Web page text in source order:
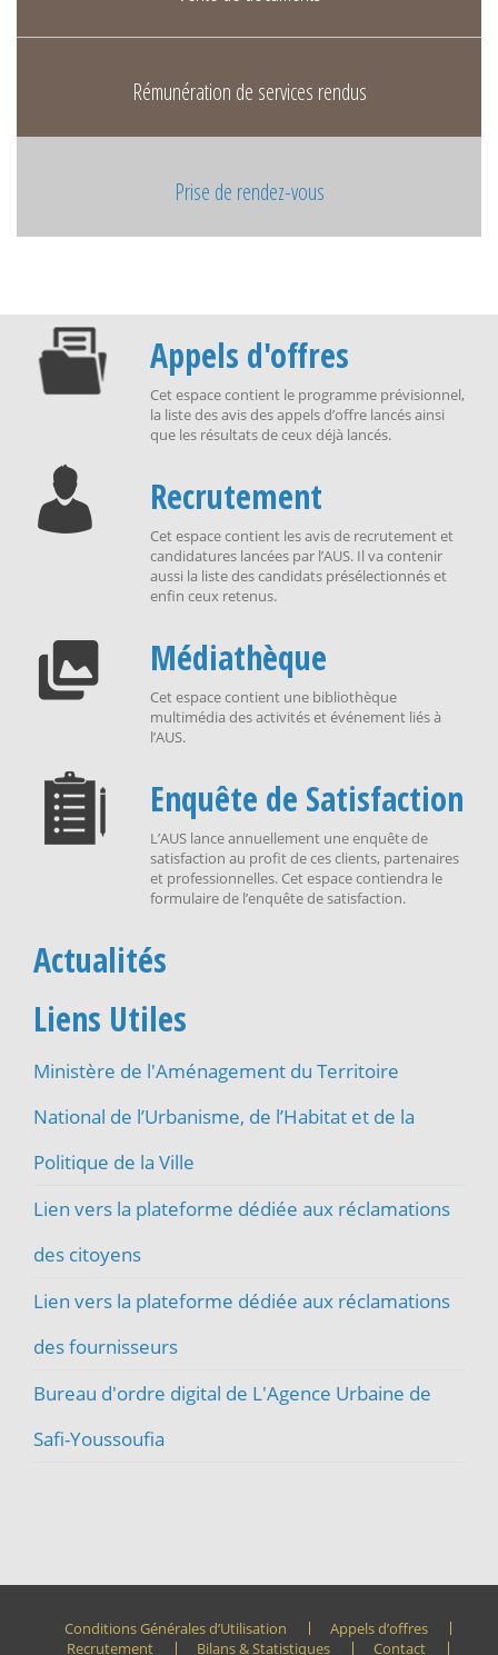
Rémunération de services rendus
Prise de rendez-vous
Appels d'offres
Cet espace contient le programme prévisionnel,
la liste des avis des appels d’offre lancés ainsi
que les résultats de ceux déjà lancés.
Recrutement
Cet espace contient les avis de recrutement et
candidatures lancées par l’AUS. Il va contenir
aussi la liste des candidats présélectionnés et
enfin ceux retenus.
Médiathèque
Cet espace contient une bibliothèque
multimédia des activités et événement liés à
l’AUS.
Enquête de Satisfaction
L’AUS lance annuellement une enquête de
satisfaction au profit de ces clients, partenaires
et professionnelles. Cet espace contiendra le
formulaire de l’enquête de satisfaction.
Actualités
Liens Utiles
Ministère de l'Aménagement du Territoire
National de l’Urbanisme, de l’Habitat et de la
Politique de la Ville
Lien vers la plateforme dédiée aux réclamations
des citoyens
Lien vers la plateforme dédiée aux réclamations
des fournisseurs
Bureau d'ordre digital de L'Agence Urbaine de
Safi-Youssoufia
Conditions Générales d’Utilisation
Appels d’offres
Recrutement
Bilans & Statistiques Contact